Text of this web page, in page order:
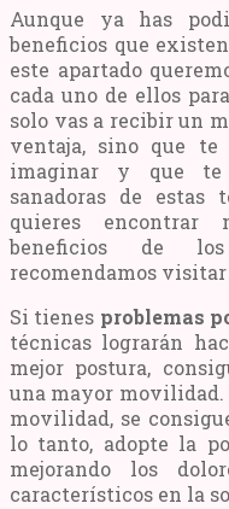
Aunque ya has
beneficios que
este apartado
cada uno de ellos
solo vas a recibir un
ventaja, sino que te
imaginar y que te
sanadoras de estas
quieres encontrar
beneficios de
recomendamos visitar
Si tienes problemas
técnicas lograrán
mejor postura,
una mayor movilidad.
movilidad, se
lo tanto, adopte la
mejorando los
característicos en la